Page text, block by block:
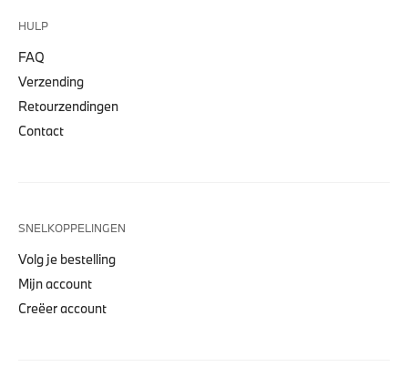
HULP
FAQ
Verzending
Retourzendingen
Contact
SNELKOPPELINGEN
Volg je bestelling
Mijn account
Creëer account